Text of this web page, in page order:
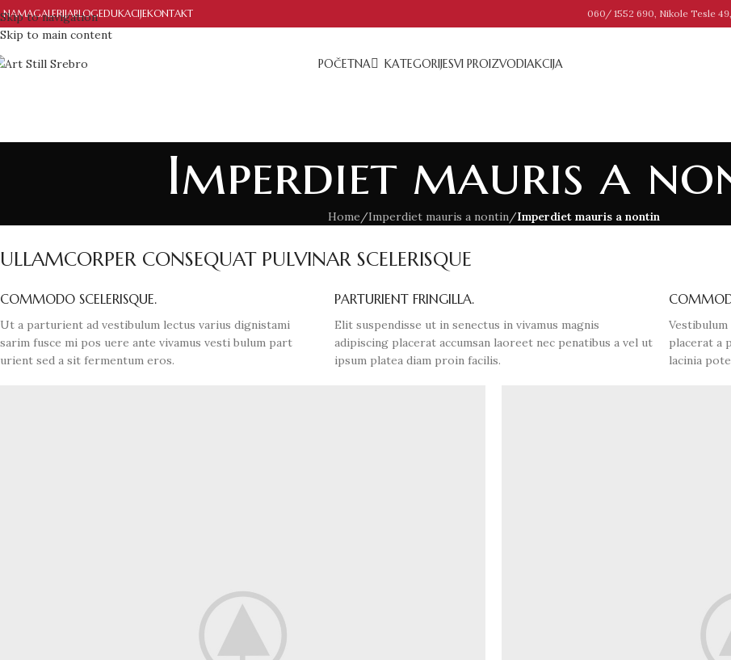
Skip to navigation
Skip to main content
NAMAGALERIJABLOGEDUKACIJEKONTAKT 060/ 1552 690, Nikole Tesle
POČETNA KATEGORIJESVI PROIZVODIAKCIJA
Imperdiet mauris a
Home/Imperdiet mauris a nontin/Imperdiet mauris a nontin
ULLAMCORPER CONSEQUAT PULVINAR SCELERISQUE
COMMODO SCELERISQUE.
Ut a parturient ad vestibulum lectus varius dignistami
sarim fusce mi pos uere ante vivamus vesti bulum part
urient sed a sit fermentum eros.
PARTURIENT FRINGILLA.
Elit suspendisse ut in senectus in vivamus magnis
adipiscing placerat accumsan laoreet nec penatibus a vel ut
ipsum platea diam proin facilis.
placerat a
lacinia